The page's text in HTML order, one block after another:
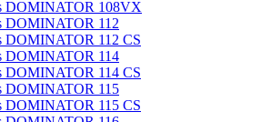
DOMINATOR 108VX
DOMINATOR 112
DOMINATOR 112 CS
DOMINATOR 114
DOMINATOR 114 CS
DOMINATOR 115
DOMINATOR 115 CS